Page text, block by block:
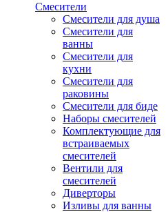
Смесители
Смесители для душа
Смесители для
ванны
Смесители для
кухни
Смесители для
раковины
Смесители для биде
Наборы смесителей
Комплектующие для
встраиваемых
смесителей
Вентили для
смесителей
Диверторы
Изливы для ванны